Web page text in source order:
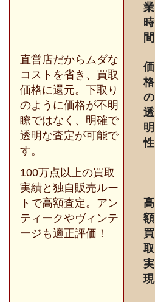
業
時
間
直営店だからムダな
コストを省き、買取
価格に還元。下取り
のように価格が不明
瞭ではなく、明確で
透明な査定が可能で
す。
価
格
の
透
明
性
100万点以上の買取
実績と独自販売ルー
トで高額査定。アン
ティークやヴィンテ
ージも適正評価！
高
額
買
取
実
現